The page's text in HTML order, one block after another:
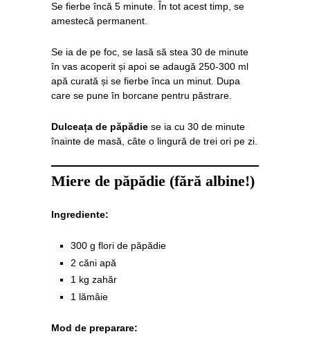
Se fierbe încă 5 minute. În tot acest timp, se
amestecă permanent.
Se ia de pe foc, se lasă să stea 30 de minute
în vas acoperit și apoi se adaugă 250-300 ml
apă curată și se fierbe înca un minut. Dupa
care se pune în borcane pentru păstrare.
Dulceața de păpădie se ia cu 30 de minute
înainte de masă, câte o lingură de trei ori pe zi.
Miere de păpădie (fără albine!)
Ingrediente:
300 g flori de păpădie
2 căni apă
1 kg zahăr
1 lămâie
Mod de preparare: